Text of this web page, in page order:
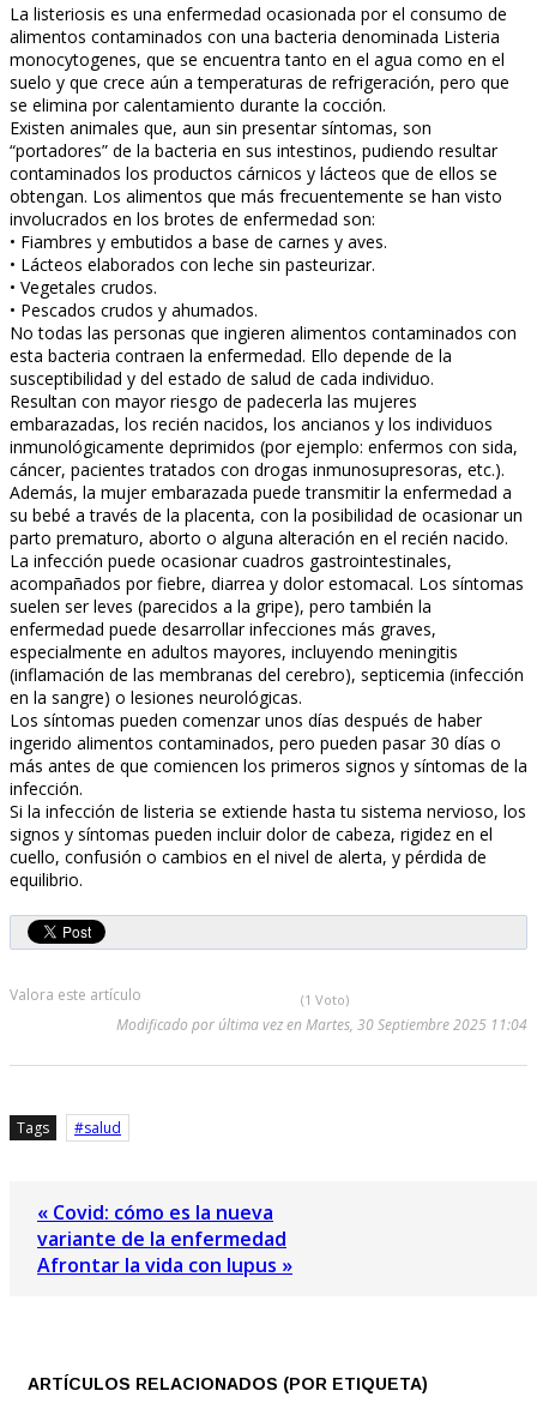
La listeriosis es una enfermedad ocasionada por el consumo de
alimentos contaminados con una bacteria denominada Listeria
monocytogenes, que se encuentra tanto en el agua como en el
suelo y que crece aún a temperaturas de refrigeración, pero que
se elimina por calentamiento durante la cocción.
Existen animales que, aun sin presentar síntomas, son
“portadores” de la bacteria en sus intestinos, pudiendo resultar
contaminados los productos cárnicos y lácteos que de ellos se
obtengan. Los alimentos que más frecuentemente se han visto
involucrados en los brotes de enfermedad son:
• Fiambres y embutidos a base de carnes y aves.
• Lácteos elaborados con leche sin pasteurizar.
• Vegetales crudos.
• Pescados crudos y ahumados.
No todas las personas que ingieren alimentos contaminados con
esta bacteria contraen la enfermedad. Ello depende de la
susceptibilidad y del estado de salud de cada individuo.
Resultan con mayor riesgo de padecerla las mujeres
embarazadas, los recién nacidos, los ancianos y los individuos
inmunológicamente deprimidos (por ejemplo: enfermos con sida,
cáncer, pacientes tratados con drogas inmunosupresoras, etc.).
Además, la mujer embarazada puede transmitir la enfermedad a
su bebé a través de la placenta, con la posibilidad de ocasionar un
parto prematuro, aborto o alguna alteración en el recién nacido.
La infección puede ocasionar cuadros gastrointestinales,
acompañados por fiebre, diarrea y dolor estomacal. Los síntomas
suelen ser leves (parecidos a la gripe), pero también la
enfermedad puede desarrollar infecciones más graves,
especialmente en adultos mayores, incluyendo meningitis
(inflamación de las membranas del cerebro), septicemia (infección
en la sangre) o lesiones neurológicas.
Los síntomas pueden comenzar unos días después de haber
ingerido alimentos contaminados, pero pueden pasar 30 días o
más antes de que comiencen los primeros signos y síntomas de la
infección.
Si la infección de listeria se extiende hasta tu sistema nervioso, los
signos y síntomas pueden incluir dolor de cabeza, rigidez en el
cuello, confusión o cambios en el nivel de alerta, y pérdida de
equilibrio.
Valora este artículo (1 Voto)
Modificado por última vez en Martes, 30 Septiembre 2025 11:04
Tags salud
« Covid: cómo es la nueva
variante de la enfermedad
Afrontar la vida con lupus »
ARTÍCULOS RELACIONADOS (POR ETIQUETA)